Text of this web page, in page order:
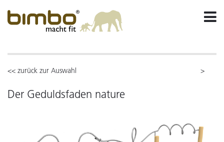
<< zurück zur Auswahl >
Der Geduldsfaden nature